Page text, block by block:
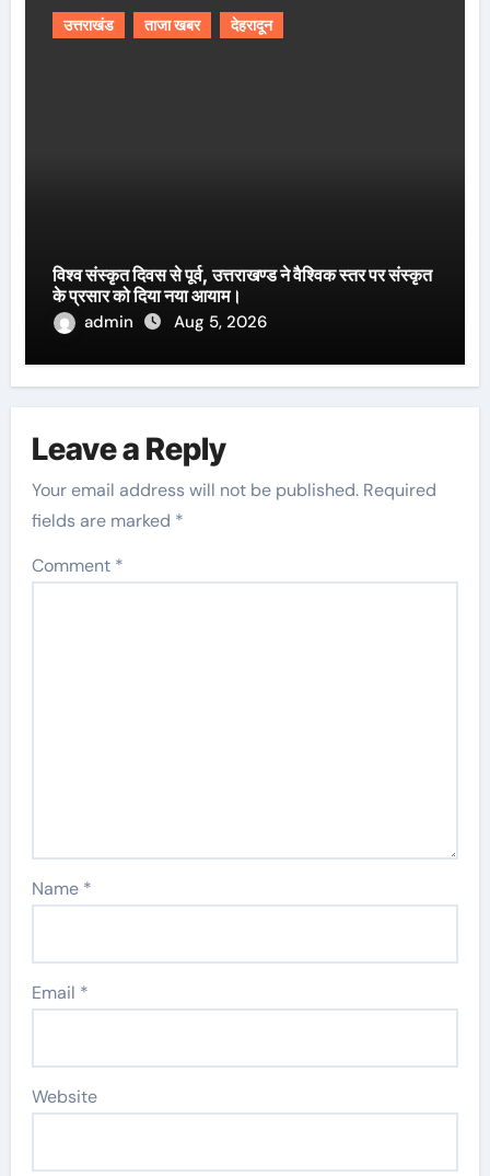
उत्तराखंड ताजा खबर देहरादून
विश्व संस्कृत दिवस से पूर्व, उत्तराखण्ड ने वैश्विक स्तर पर संस्कृत
के प्रसार को दिया नया आयाम।
admin
Aug 5, 2026
Leave a Reply
Your email address will not be published. Required
fields are marked *
Comment *
Name *
Email *
Website